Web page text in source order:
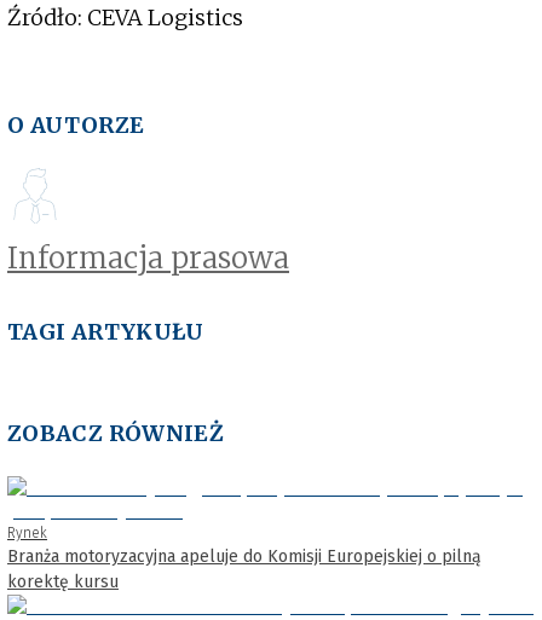
Źródło: CEVA Logistics
O AUTORZE
Informacja prasowa
TAGI ARTYKUŁU
ZOBACZ RÓWNIEŻ
Rynek
Branża motoryzacyjna apeluje do Komisji Europejskiej o pilną
korektę kursu